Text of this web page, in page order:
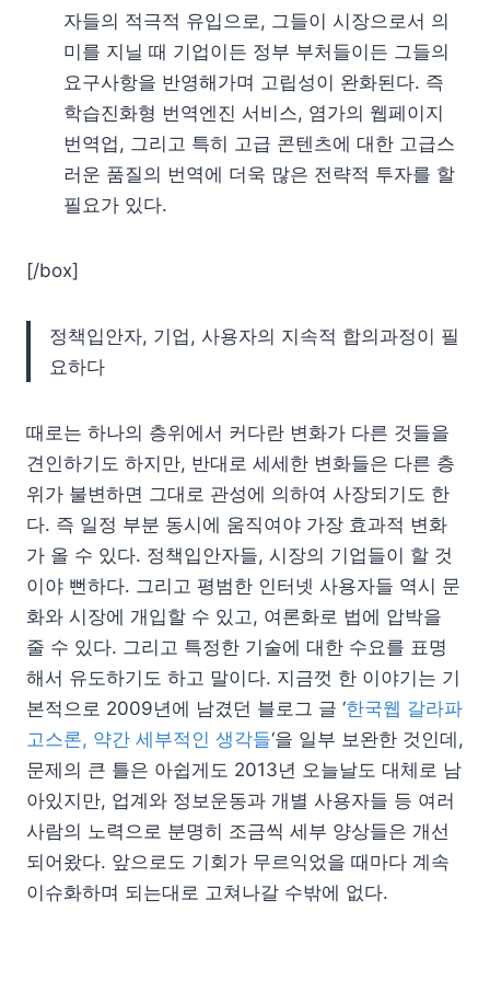
자들의 적극적 유입으로, 그들이 시장으로서 의
미를 지닐 때 기업이든 정부 부처들이든 그들의
요구사항을 반영해가며 고립성이 완화된다. 즉
학습진화형 번역엔진 서비스, 염가의 웹페이지
번역업, 그리고 특히 고급 콘텐츠에 대한 고급스
러운 품질의 번역에 더욱 많은 전략적 투자를 할
필요가 있다.
[/box]
정책입안자, 기업, 사용자의 지속적 합의과정이 필
요하다
때로는 하나의 층위에서 커다란 변화가 다른 것들을
견인하기도 하지만, 반대로 세세한 변화들은 다른 층
위가 불변하면 그대로 관성에 의하여 사장되기도 한
다. 즉 일정 부분 동시에 움직여야 가장 효과적 변화
가 올 수 있다. 정책입안자들, 시장의 기업들이 할 것
이야 뻔하다. 그리고 평범한 인터넷 사용자들 역시 문
화와 시장에 개입할 수 있고, 여론화로 법에 압박을
줄 수 있다. 그리고 특정한 기술에 대한 수요를 표명
해서 유도하기도 하고 말이다. 지금껏 한 이야기는 기
본적으로 2009년에 남겼던 블로그 글 ‘한국웹 갈라파
고스론, 약간 세부적인 생각들‘을 일부 보완한 것인데,
문제의 큰 틀은 아쉽게도 2013년 오늘날도 대체로 남
아있지만, 업계와 정보운동과 개별 사용자들 등 여러
사람의 노력으로 분명히 조금씩 세부 양상들은 개선
되어왔다. 앞으로도 기회가 무르익었을 때마다 계속
이슈화하며 되는대로 고쳐나갈 수밖에 없다.